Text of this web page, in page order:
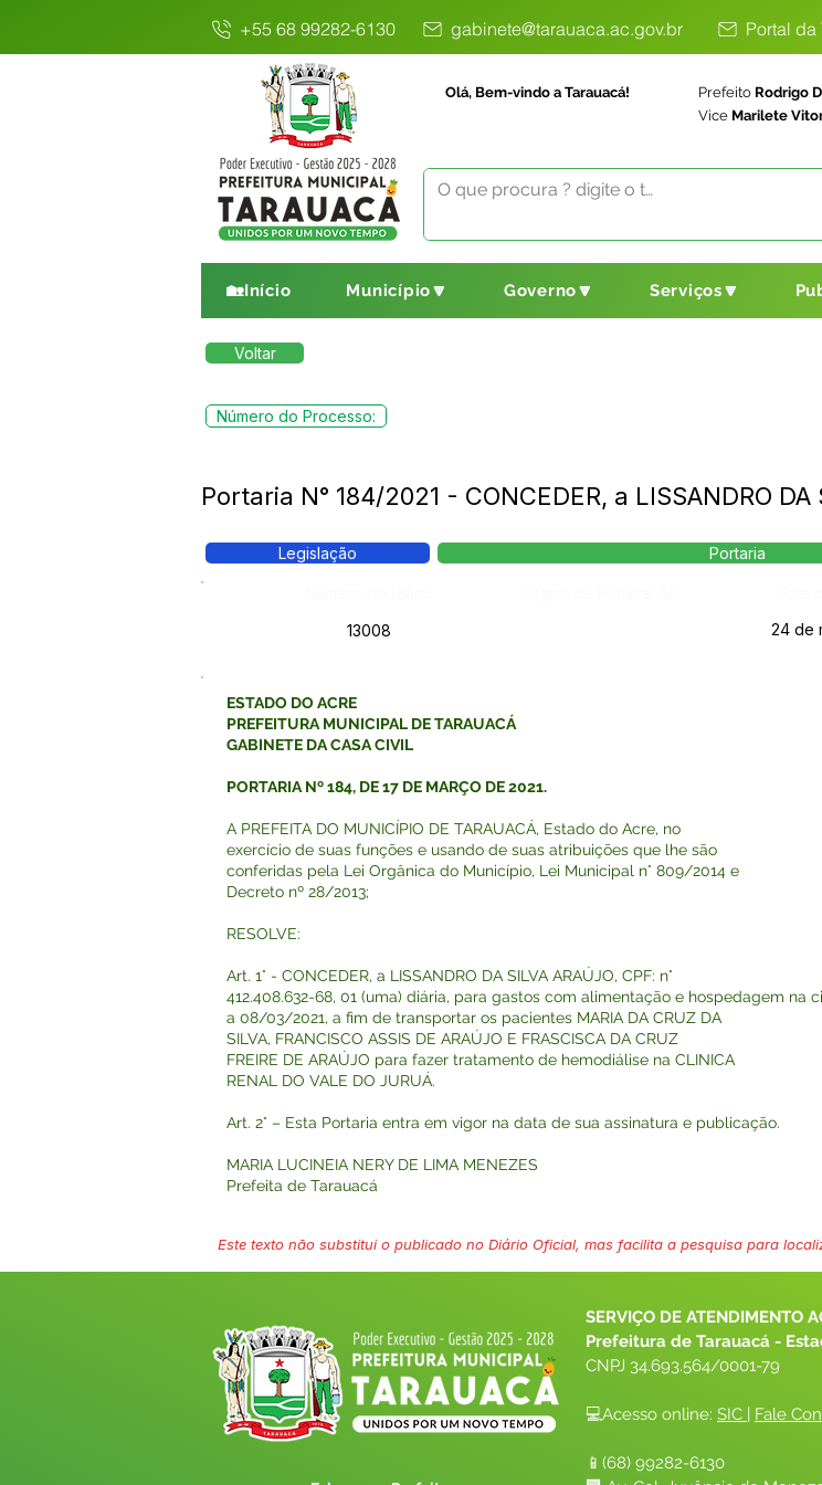
+55 68 99282-6130 gabinete@tarauaca.ac.gov.br Portal da
Olá, Bem-vindo a Tarauacá! Prefeito Rodrigo
Vice Marilete
🏡Início Município🔽 Governo🔽 Serviços🔽
Voltar
Número do Processo:
Portaria N° 184/2021 - CONCEDER, a LISSANDRO DA
Legislação Portaria
13008
24 de
ESTADO DO ACRE
PREFEITURA MUNICIPAL DE TARAUACÁ
GABINETE DA CASA CIVIL
PORTARIA Nº 184, DE 17 DE MARÇO DE 2021.
A PREFEITA DO MUNICÍPIO DE TARAUACÁ, Estado do Acre, no
exercício de suas funções e usando de suas atribuições que lhe são
conferidas pela Lei Orgânica do Município, Lei Municipal n° 809/2014 e
Decreto nº 28/2013;
RESOLVE:
Art. 1° - CONCEDER, a LISSANDRO DA SILVA ARAÚJO, CPF: n°
412.408.632-68, 01 (uma) diária, para gastos com alimentação e hospedagem
a 08/03/2021, a fim de transportar os pacientes MARIA DA CRUZ DA
SILVA, FRANCISCO ASSIS DE ARAÚJO E FRASCISCA DA CRUZ
FREIRE DE ARAÚJO para fazer tratamento de hemodiálise na CLINICA
RENAL DO VALE DO JURUÁ.
Art. 2° – Esta Portaria entra em vigor na data de sua assinatura e publicação.
MARIA LUCINEIA NERY DE LIMA MENEZES
Prefeita de Tarauacá
Este texto não substitui o publicado no Diário Oficial, mas facilita a pesquisa para
SERVIÇO DE ATENDIMENTO
Prefeitura de Tarauacá -
CNPJ 34.693.564/0001-79
💻Acesso online: SIC | Fale
📱(68) 99282-6130